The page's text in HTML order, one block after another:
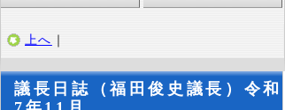
上へ ｜
議長日誌（福田俊史議長）令和